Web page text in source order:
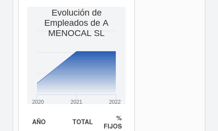
Evolución de
Empleados de A
MENOCAL SL
2020 2021 2022
AÑO TOTAL
%
FIJOS